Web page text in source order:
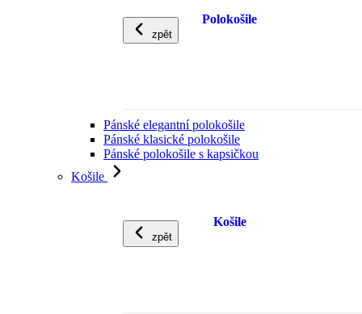
zpět
Polokošile
Pánské elegantní polokošile
Pánské klasické polokošile
Pánské polokošile s kapsičkou
Košile
zpět
Košile